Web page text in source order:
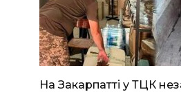
На Закарпатті у ТЦК